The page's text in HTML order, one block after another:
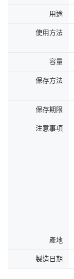
用途
使用方法
容量
保存方法
保存期限
注意事項
產地
製造日期